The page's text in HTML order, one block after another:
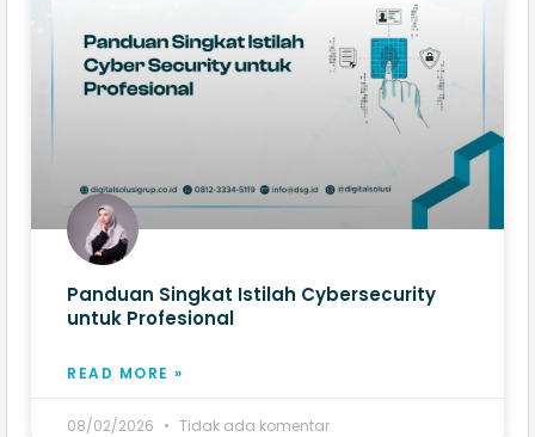
Panduan Singkat Istilah Cybersecurity
untuk Profesional
READ MORE »
08/02/2026 Tidak ada komentar